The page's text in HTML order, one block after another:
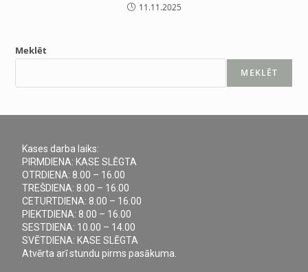
11.11.2025
Meklēt
MEKLĒT
Kases darba laiks:
PIRMDIENA: KASE SLĒGTA
OTRDIENA: 8.00 – 16.00
TREŠDIENA: 8.00 – 16.00
CETURTDIENA: 8.00 – 16.00
PIEKTDIENA: 8.00 – 16.00
SESTDIENA: 10.00 – 14.00
SVĒTDIENA: KASE SLĒGTA
Atvērta arī stundu pirms pasākuma.